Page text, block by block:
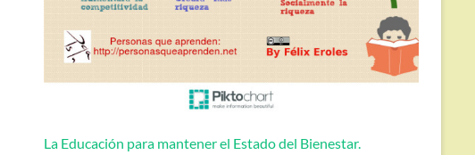
La Educación para mantener el Estado del Bienestar.